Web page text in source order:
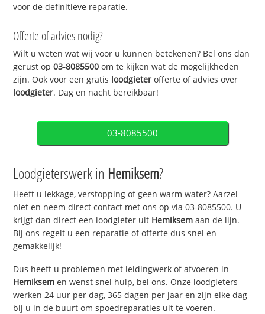
voor de definitieve reparatie.
Offerte of advies nodig?
Wilt u weten wat wij voor u kunnen betekenen? Bel ons dan
gerust op03-8085500 om te kijken wat de mogelijkheden
zijn. Ook voor een gratis loodgieter offerte of advies over
loodgieter. Dag en nacht bereikbaar!
03-8085500
Loodgieterswerk in Hemiksem?
Heeft u lekkage, verstopping of geen warm water? Aarzel
niet en neem direct contact met ons op via 03-8085500. U
krijgt dan direct een loodgieter uit Hemiksem aan de lijn.
Bij ons regelt u een reparatie of offerte dus snel en
gemakkelijk!
Dus heeft u problemen met leidingwerk of afvoeren in
Hemiksem en wenst snel hulp, bel ons. Onze loodgieters
werken 24 uur per dag, 365 dagen per jaar en zijn elke dag
bij u in de buurt om spoedreparaties uit te voeren.